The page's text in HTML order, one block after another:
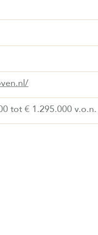
tot € 1.295.000 v.o.n.